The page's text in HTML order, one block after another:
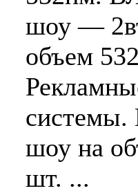
шоу —
объем
шоу на
шт. ...